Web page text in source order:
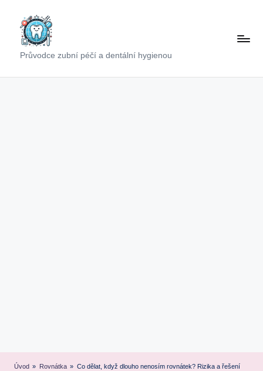
contentPrůvodce zubní péčí a dentální hygienou
Úvod » Rovnátka » Co dělat, když dlouho nenosím rovnátek? Rizika a řešení